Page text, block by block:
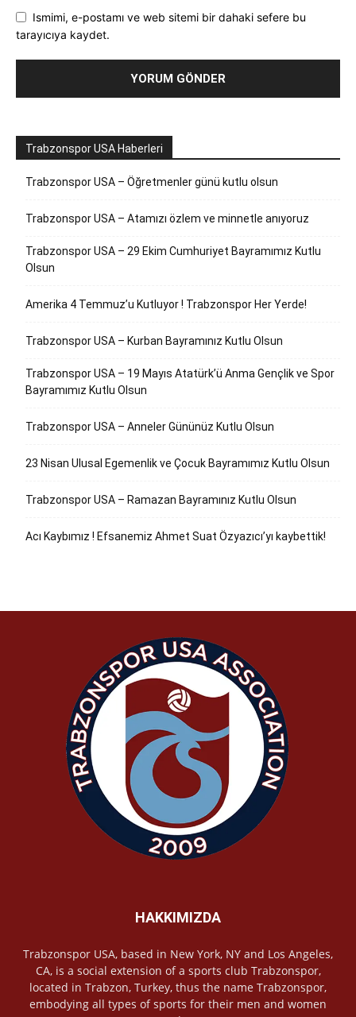
Ismimi, e-postamı ve web sitemi bir dahaki sefere bu
tarayıcıya kaydet.
Trabzonspor USA Haberleri
Trabzonspor USA – Öğretmenler günü kutlu olsun
Trabzonspor USA – Atamızı özlem ve minnetle anıyoruz
Trabzonspor USA – 29 Ekim Cumhuriyet Bayramımız Kutlu
Olsun
Amerika 4 Temmuz’u Kutluyor ! Trabzonspor Her Yerde!
Trabzonspor USA – Kurban Bayramınız Kutlu Olsun
Trabzonspor USA – 19 Mayıs Atatürk’ü Anma Gençlik ve Spor
Bayramımız Kutlu Olsun
Trabzonspor USA – Anneler Gününüz Kutlu Olsun
23 Nisan Ulusal Egemenlik ve Çocuk Bayramımız Kutlu Olsun
Trabzonspor USA – Ramazan Bayramınız Kutlu Olsun
Acı Kaybımız ! Efsanemiz Ahmet Suat Özyazıcı’yı kaybettik!
HAKKIMIZDA
Trabzonspor USA, based in New York, NY and Los Angeles,
CA, is a social extension of a sports club Trabzonspor,
located in Trabzon, Turkey, thus the name Trabzonspor,
embodying all types of sports for their men and women